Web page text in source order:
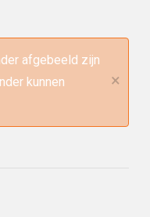
afgebeeld zijn
kunnen
×